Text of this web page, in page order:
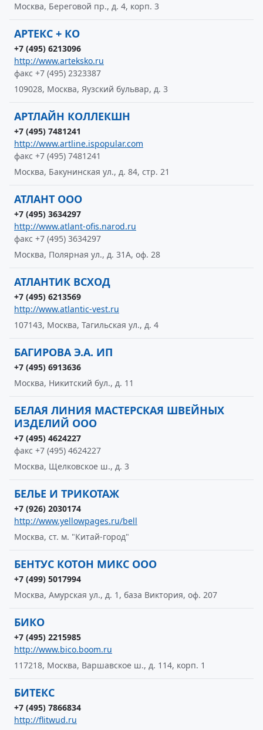
Москва, Береговой пр., д. 4, корп. 3
АРТЕКС + КО
+7 (495) 6213096
http://www.arteksko.ru
факс +7 (495) 2323387
109028, Москва, Яузский бульвар, д. 3
АРТЛАЙН КОЛЛЕКШН
+7 (495) 7481241
http://www.artline.ispopular.com
факс +7 (495) 7481241
Москва, Бакунинская ул., д. 84, стр. 21
АТЛАНТ ООО
+7 (495) 3634297
http://www.atlant-ofis.narod.ru
факс +7 (495) 3634297
Москва, Полярная ул., д. 31А, оф. 28
АТЛАНТИК ВСХОД
+7 (495) 6213569
http://www.atlantic-vest.ru
107143, Москва, Тагильская ул., д. 4
БАГИРОВА Э.А. ИП
+7 (495) 6913636
Москва, Никитский бул., д. 11
БЕЛАЯ ЛИНИЯ МАСТЕРСКАЯ ШВЕЙНЫХ
ИЗДЕЛИЙ ООО
+7 (495) 4624227
факс +7 (495) 4624227
Москва, Щелковское ш., д. 3
БЕЛЬЕ И ТРИКОТАЖ
+7 (926) 2030174
http://www.yellowpages.ru/bell
Москва, ст. м. "Китай-город"
БЕНТУС КОТОН МИКС ООО
+7 (499) 5017994
Москва, Амурская ул., д. 1, база Виктория, оф. 207
БИКО
+7 (495) 2215985
http://www.bico.boom.ru
117218, Москва, Варшавское ш., д. 114, корп. 1
БИТЕКС
+7 (495) 7866834
http://flitwud.ru